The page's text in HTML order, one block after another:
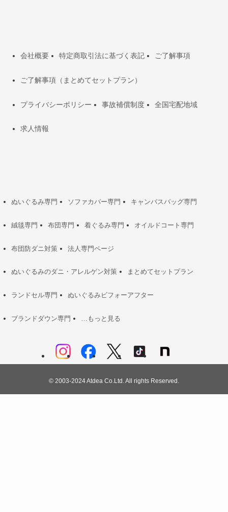
会社概要 特定商取引法に基づく表記 ご了解事項
ご了解事項（まとめてセットプラン）
プライバシーポリシー 事故補償制度 全国宅配地域
求人情報
ぬいぐるみ専門 ソファカバー専門 キャンバスバッグ専門
絨毯専門 布団専門 着ぐるみ専門 オイルドコート専門
布団防ダニ対策 法人専門ページ
ぬいぐるみのダニ・アレルゲン対策 まとめてセットプラン
ランドセル専門 ぬいぐるみビフォーアフター
ブランドダウン専門 …もっと見る
© 2003-2024 Atdea Co.Ltd. All rights Reserved.